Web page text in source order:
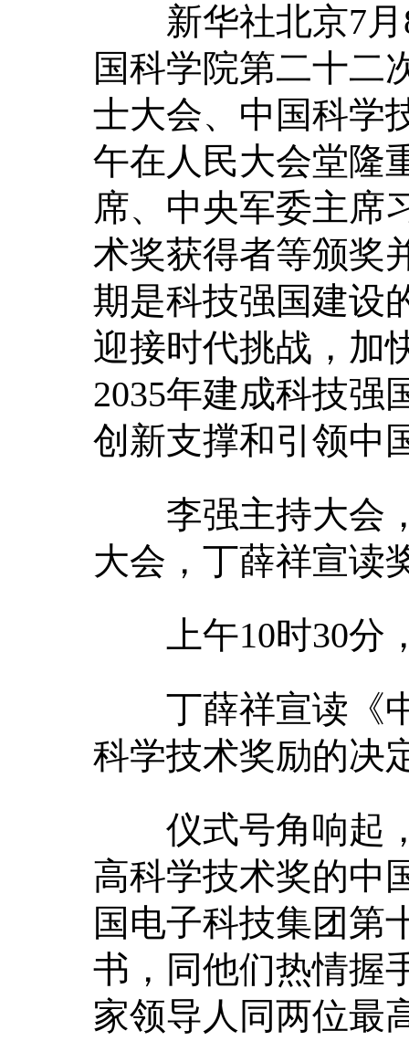
新华社北京7月
国科学院第二十二
士大会、中国科学
午在人民大会堂隆
席、中央军委主席
术奖获得者等颁奖
期是科技强国建设
迎接时代挑战，加
2035年建成科技强
创新支撑和引领中
李强主持大会，
大会，丁薛祥宣读
上午10时30分，
丁薛祥宣读《中
科学技术奖励的决
仪式号角响起，
高科学技术奖的中
国电子科技集团第
书，同他们热情握
家领导人同两位最